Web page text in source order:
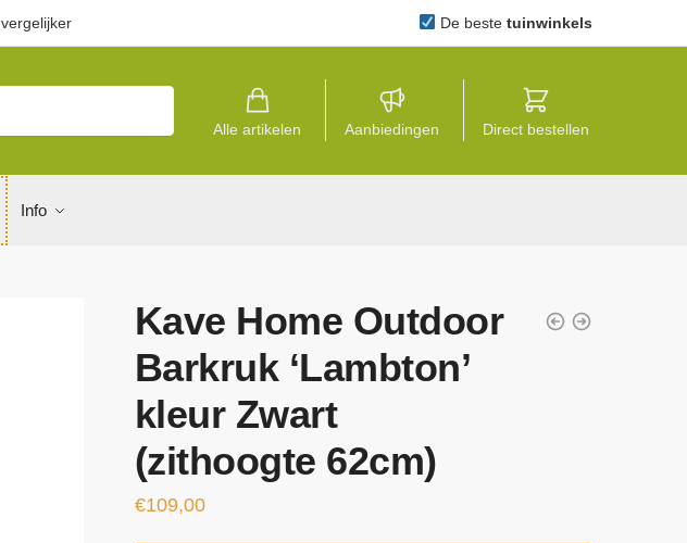
vergelijker De beste tuinwinkels
Alle artikelen Aanbiedingen Direct bestellen
Info
Kave Home Outdoor
Barkruk ‘Lambton’
kleur Zwart
(zithoogte 62cm)
€109,00